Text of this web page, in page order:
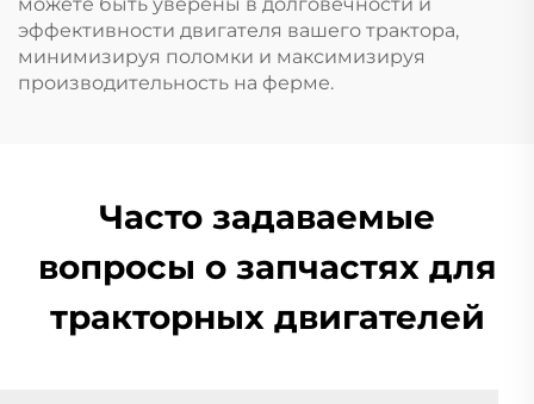
эффективности двигателя вашего трактора,
минимизируя поломки и максимизируя
производительность на ферме.
Часто задаваемые
вопросы о запчастях для
тракторных двигателей